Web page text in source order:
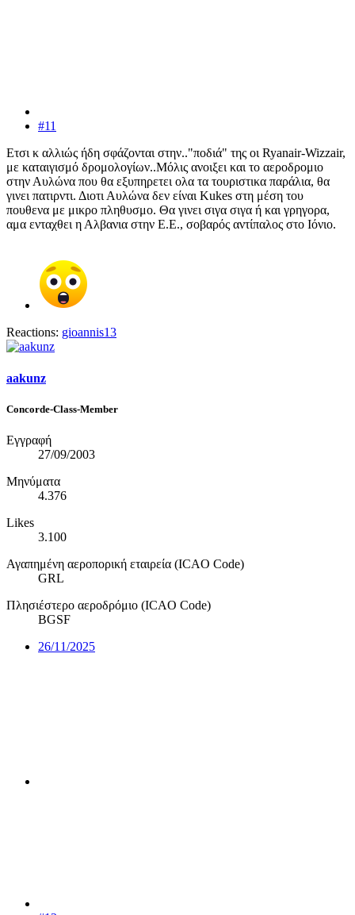
#11
Ετσι κ αλλιώς ήδη σφάζονται στην.."ποδιά" της οι Ryanair-Wizzair,
με καταιγισμό δρομολογίων..Μόλις ανοιξει και το αεροδρομιο
στην Αυλώνα που θα εξυπηρετει ολα τα τουριστικα παράλια, θα
γινει πατιρντι. Διοτι Αυλώνα δεν είναι Kukes στη μέση του
πουθενα με μικρο πληθυσμο. Θα γινει σιγα σιγα ή και γρηγορα,
αμα ενταχθει η Αλβανια στην Ε.Ε., σοβαρός αντίπαλος στο Ιόνιο.
Reactions: gioannis13
aakunz
Concorde-Class-Member
Εγγραφή
27/09/2003
Μηνύματα
4.376
Likes
3.100
Αγαπημένη αεροπορική εταιρεία (ICAO Code)
GRL
Πλησιέστερο αεροδρόμιο (ICAO Code)
BGSF
26/11/2025